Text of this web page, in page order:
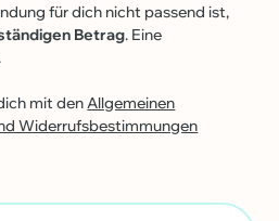
für dich nicht passend ist,
Betrag. Eine
mit denAllgemeinen
Widerrufsbestimmungen